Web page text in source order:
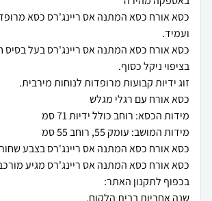
כסא אורח כסא המתנה אס ריינג'רס בעל בסיס